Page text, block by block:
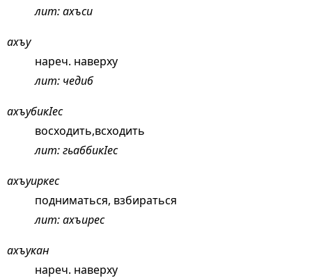
лит: ахъси
ахъу
нареч. наверху
лит: чедиб
ахъубикIес
восходить,всходить
лит: гьаббикIес
ахъуиркес
подниматься, взбираться
лит: ахъирес
ахъукан
нареч. наверху